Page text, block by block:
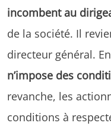
incombent au
de la société. Il
directeur général.
n’impose des
revanche, les
conditions à